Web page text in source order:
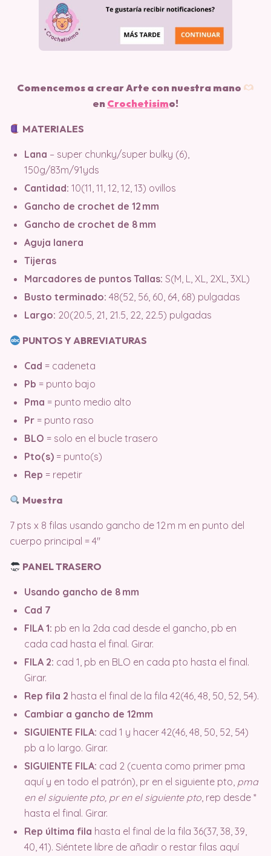
Comencemos a crear Arte con nuestra mano
en Crochetisimo!
MATERIALES
Lana – super chunky/super bulky (6),
150g/83m/91yds
Cantidad: 10(11, 11, 12, 12, 13) ovillos
Gancho de crochet de 12 mm
Gancho de crochet de 8 mm
Aguja lanera
Tijeras
Marcadores de puntos Tallas: S(M, L, XL, 2XL, 3XL)
Busto terminado: 48(52, 56, 60, 64, 68) pulgadas
Largo: 20(20.5, 21, 21.5, 22, 22.5) pulgadas
PUNTOS Y ABREVIATURAS
Cad = cadeneta
Pb = punto bajo
Pma = punto medio alto
Pr = punto raso
BLO = solo en el bucle trasero
Pto(s) = punto(s)
Rep = repetir
Muestra
7 pts x 8 filas usando gancho de 12 m m en punto del
cuerpo principal = 4″
PANEL TRASERO
Usando gancho de 8 mm
Cad 7
FILA 1: pb en la 2da cad desde el gancho, pb en
cada cad hasta el final. Girar.
FILA 2: cad 1, pb en BLO en cada pto hasta el final.
Girar.
Rep fila 2 hasta el final de la fila 42(46, 48, 50, 52, 54).
Cambiar a gancho de 12mm
SIGUIENTE FILA: cad 1 y hacer 42(46, 48, 50, 52, 54)
pb a lo largo. Girar.
SIGUIENTE FILA: cad 2 (cuenta como primer pma
aquí y en todo el patrón), pr en el siguiente pto, pma
en el siguiente pto, pr en el siguiente pto, rep desde *
hasta el final. Girar.
Rep última fila hasta el final de la fila 36(37, 38, 39,
40, 41). Siéntete libre de añadir o restar filas aquí